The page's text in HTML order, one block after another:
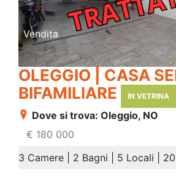
Vendita
OLEGGIO | CASA
BIFAMILIARE
IN VETRINA
Dove si trova: Oleggio, NO
€ 180 000
3 Camere | 2 Bagni | 5 Locali |